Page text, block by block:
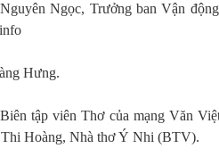
Ngọc, Trưởng ban Vận
Hưng.
tập viên Thơ của mạng Văn
Hoàng, Nhà thơ Ý Nhi (BTV).